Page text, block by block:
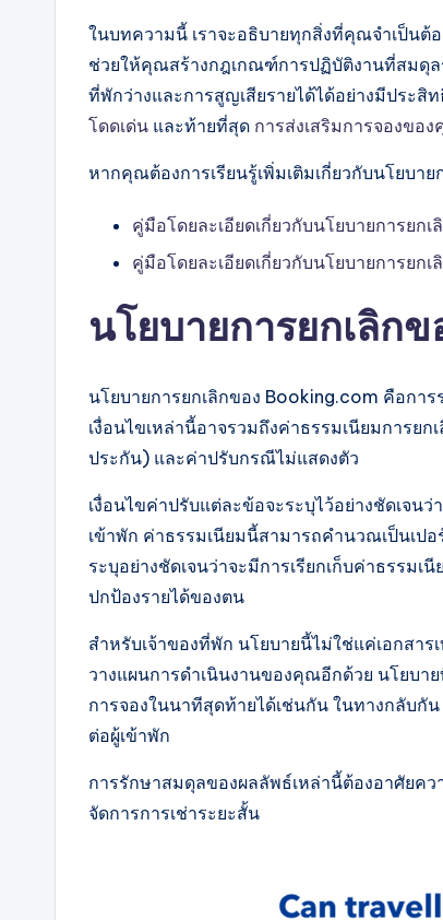
ในบทความนี้ เราจะอธิบายทุกสิ่งที่คุณจำเป็นต้
ช่วยให้คุณสร้างกฎเกณฑ์การปฏิบัติงานที่สมดุล
ที่พักว่างและการสูญเสียรายได้ได้อย่างมีประ
โดดเด่น และท้ายที่สุด การส่งเสริมการจองขอ
หากคุณต้องการเรียนรู้เพิ่มเติมเกี่ยวกับนโยบา
คู่มือโดยละเอียดเกี่ยวกับนโยบายการยกเ
คู่มือโดยละเอียดเกี่ยวกับนโยบายการยกเ
นโยบายการยกเลิก
นโยบายการยกเลิกของ Booking.com คือกา
เงื่อนไขเหล่านี้อาจรวมถึงค่าธรรมเนียมการยก
ประกัน) และค่าปรับกรณีไม่แสดงตัว
เงื่อนไขค่าปรับแต่ละข้อจะระบุไว้อย่างชัดเจนว่
เข้าพัก ค่าธรรมเนียมนี้สามารถคำนวณเป็นเป
ระบุอย่างชัดเจนว่าจะมีการเรียกเก็บค่าธรรม
ปกป้องรายได้ของตน
สำหรับเจ้าของที่พัก นโยบายนี้ไม่ใช่แค่เอกสาร
วางแผนการดำเนินงานของคุณอีกด้วย นโยบ
การจองในนาทีสุดท้ายได้เช่นกัน ในทางกลับกั
ต่อผู้เข้าพัก
การรักษาสมดุลของผลลัพธ์เหล่านี้ต้องอาศัยค
จัดการการเช่าระยะสั้น